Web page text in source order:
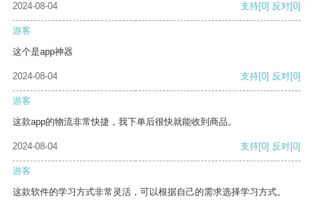
2024-08-04 支持[0] 反对[0]
游客
这个是app神器
2024-08-04 支持[0] 反对[0]
游客
这款app的物流非常快捷，我下单后很快就能收到商品。
2024-08-04 支持[0] 反对[0]
游客
这款软件的学习方式非常灵活，可以根据自己的需求选择学习方式。